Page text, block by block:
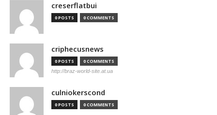
creserflatbui
0 POSTS 0 COMMENTS
criphecusnews
0 POSTS 0 COMMENTS
http://braz-world-site.at.ua
culniokerscond
0 POSTS 0 COMMENTS